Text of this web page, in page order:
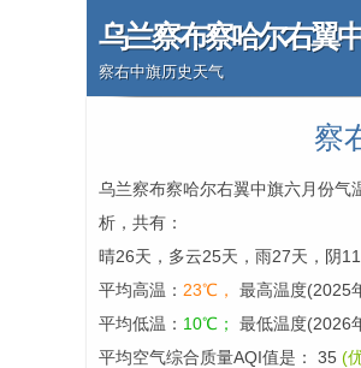
乌兰察布察哈尔右翼
察右中旗历史天气
察
乌兰察布察哈尔右翼中旗六月份
析，共有：
晴26天，多云25天，雨27天，阴
平均高温： 23℃， 最高温度(2025
平均低温： 10℃； 最低温度(2026
平均空气综合质量AQI值是： 35 (